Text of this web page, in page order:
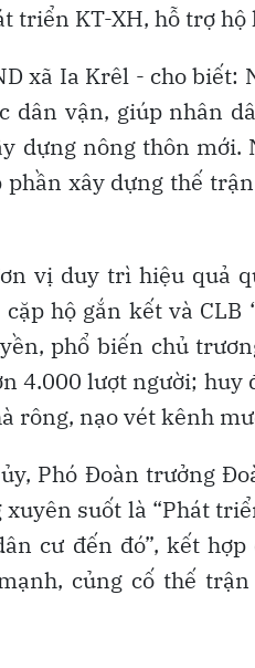
triển KT-XH, hỗ trợ hộ
xã Ia Krêl - cho
dân vận, giúp nhân
dựng nông thôn
xây dựng thế
vị duy trì hiệu quả
hộ gắn kết và CLB
phổ biến chủ
4.000 lượt người; huy
rông, nạo vét kênh
Phó Đoàn trưởng
suốt là “Phát
cư đến đó”, kết
củng cố thế